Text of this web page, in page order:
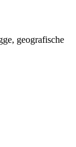
geografische